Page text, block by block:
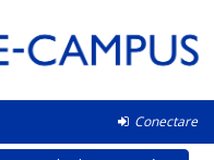
Conectare